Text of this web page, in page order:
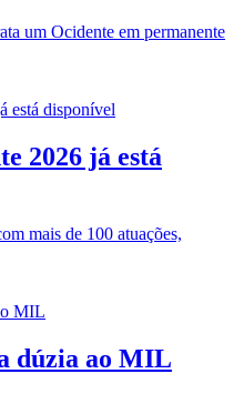
um Ocidente em permanente
2026 já está
mais de 100 atuações,
dúzia ao MIL